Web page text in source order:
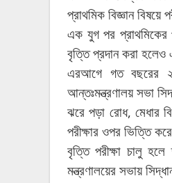
প্রাথমিক বিজ্ঞান বিষয়ে
এক যুগ পর প্রাথমিকের
বৃত্তি প্রদান করা হলেও
এরআগে গত বছরের
আন্তঃমন্ত্রণালয় সভা
ঝরে পড়া রোধ,মেধার
পরীক্ষার ওপর ভিত্তি করে
বৃত্তি পরীক্ষা চালু হলে
মন্ত্রণালয়ের সভায়